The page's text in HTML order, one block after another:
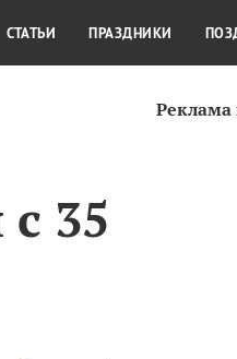
35
КУЛЬТУРА
СТАТЬИ ПРАЗДНИКИ